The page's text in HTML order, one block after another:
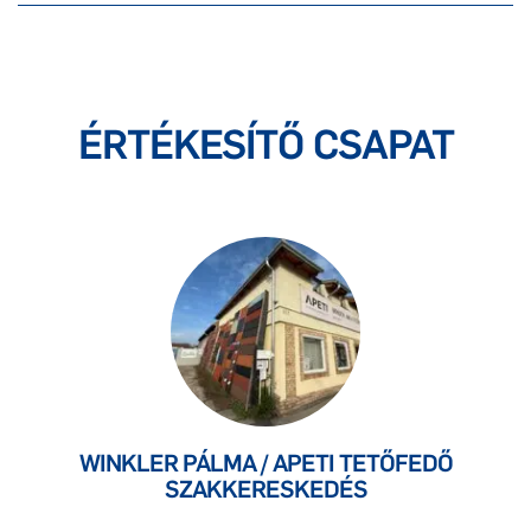
ÉRTÉKESÍTŐ CSAPAT
WINKLER PÁLMA / APETI TETŐFEDŐ
SZAKKERESKEDÉS